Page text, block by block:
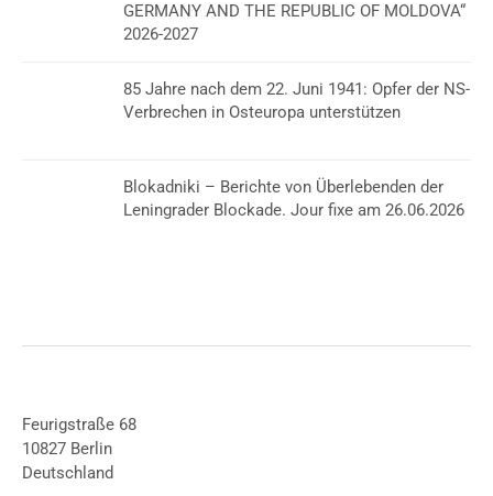
GERMANY AND THE REPUBLIC OF MOLDOVA“
2026-2027
85 Jahre nach dem 22. Juni 1941: Opfer der NS-
Verbrechen in Osteuropa unterstützen
Blokadniki – Berichte von Überlebenden der
Leningrader Blockade. Jour fixe am 26.06.2026
Feurigstraße 68
10827 Berlin
Deutschland